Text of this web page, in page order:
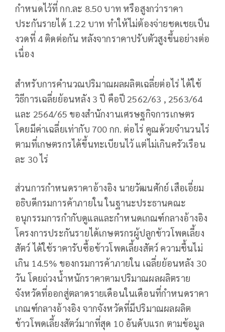
กำหนดไว้ที่ กก.ละ 8.50 บาท หรือสูงกว่าราคา
ประกันรายได้ 1.22 บาท ทำให้ไม่ต้องจ่ายชดเชยเป็น
งวดที่ 4 ติดต่อกัน หลังจากราคาปรับตัวสูงขึ้นอย่างต่อ
เนื่อง
สำหรับการคำนวณปริมาณผลผลิตเฉลี่ยต่อไร่ ได้ใช้
วิธีการเฉลี่ยย้อนหลัง 3 ปี คือปี 2562/63 , 2563/64
และ 2564/65 ของสำนักงานเศรษฐกิจการเกษตร
โดยมีค่าเฉลี่ยเท่ากับ 700 กก. ต่อไร่ คูณด้วยจำนวนไร่
ตามที่เกษตรกรได้ขึ้นทะเบียนไว้ แต่ไม่เกินครัวเรือน
ละ 30 ไร่
ส่วนการกำหนดราคาอ้างอิง นายวัฒนศักย์ เสือเอี่ยม
อธิบดีกรมการค้าภายใน ในฐานะประธานคณะ
อนุกรรมการกำกับดูแลและกำหนดเกณฑ์กลางอ้างอิง
โครงการประกันรายได้เกษตรกรผู้ปลูกข้าวโพดเลี้ยง
สัตว์ ได้ใช้ราคารับซื้อข้าวโพดเลี้ยงสัตว์ ความชื้นไม่
เกิน 14.5% ของกรมการค้าภายใน เฉลี่ยย้อนหลัง 30
วัน โดยถ่วงน้ำหนักราคาตามปริมาณผลผลิตราย
จังหวัดที่ออกสู่ตลาดรายเดือนในเดือนที่กำหนดราคา
เกณฑ์กลางอ้างอิง จากจังหวัดที่มีปริมาณผลผลิต
ข้าวโพดเลี้ยงสัตว์มากที่สุด 10 อันดับแรก ตามข้อมูล